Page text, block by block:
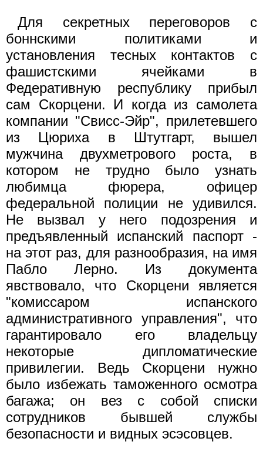
Для секретных переговоров с
боннскими политиками и
установления тесных контактов с
фашистскими ячейками в
Федеративную республику прибыл
сам Скорцени. И когда из самолета
компании "Свисс-Эйр", прилетевшего
из Цюриха в Штутгарт, вышел
мужчина двухметрового роста, в
котором не трудно было узнать
любимца фюрера, офицер
федеральной полиции не удивился.
Не вызвал у него подозрения и
предъявленный испанский паспорт -
на этот раз, для разнообразия, на имя
Пабло Лерно. Из документа
явствовало, что Скорцени является
"комиссаром испанского
административного управления", что
гарантировало его владельцу
некоторые дипломатические
привилегии. Ведь Скорцени нужно
было избежать таможенного осмотра
багажа; он вез с собой списки
сотрудников бывшей службы
безопасности и видных эсэсовцев.